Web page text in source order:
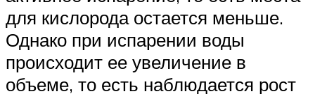
для кислорода остается меньше.
Однако при испарении воды
происходит ее увеличение в
объеме, то есть наблюдается рост